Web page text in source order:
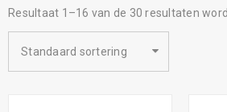
Resultaat 1–16 van de 30 resultaten
Standaard sortering